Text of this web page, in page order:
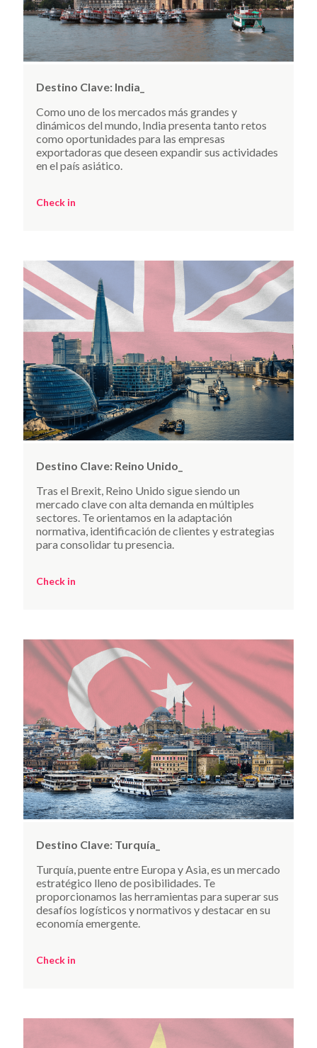
Destino Clave: India_
Como uno de los mercados más grandes y
dinámicos del mundo, India presenta tanto retos
como oportunidades para las empresas
exportadoras que deseen expandir sus actividades
en el país asiático.
Check in
Destino Clave: Reino Unido_
Tras el Brexit, Reino Unido sigue siendo un
mercado clave con alta demanda en múltiples
sectores. Te orientamos en la adaptación
normativa, identificación de clientes y estrategias
para consolidar tu presencia.
Check in
Destino Clave: Turquía_
Turquía, puente entre Europa y Asia, es un mercado
estratégico lleno de posibilidades. Te
proporcionamos las herramientas para superar sus
desafíos logísticos y normativos y destacar en su
economía emergente.
Check in